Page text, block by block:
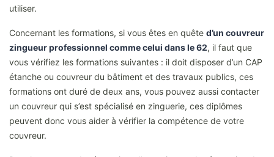
utiliser.
Concernant les formations, si vous êtes en quête d’un couvreur
zingueur professionnel comme celui dans le 62, il faut que
vous vérifiez les formations suivantes : il doit disposer d’un CAP
étanche ou couvreur du bâtiment et des travaux publics, ces
formations ont duré de deux ans, vous pouvez aussi contacter
un couvreur qui s’est spécialisé en zinguerie, ces diplômes
peuvent donc vous aider à vérifier la compétence de votre
couvreur.